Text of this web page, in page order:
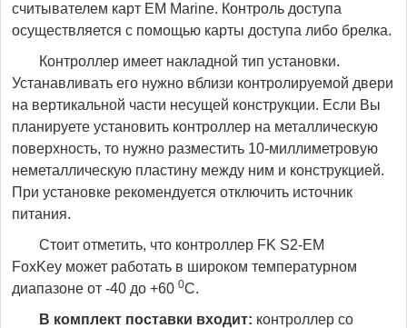
считывателем карт EM Marine. Контроль доступа
осуществляется с помощью карты доступа либо брелка.
Контроллер имеет накладной тип установки.
Устанавливать его нужно вблизи контролируемой двери
на вертикальной части несущей конструкции. Если Вы
планируете установить контроллер на металлическую
поверхность, то нужно разместить 10-миллиметровую
неметаллическую пластину между ним и конструкцией.
При установке рекомендуется отключить источник
питания.
Стоит отметить, что контроллер FK S2-EM
FoxKey может работать в широком температурном
диапазоне от -40 до +60 0C.
В комплект поставки входит: контроллер со